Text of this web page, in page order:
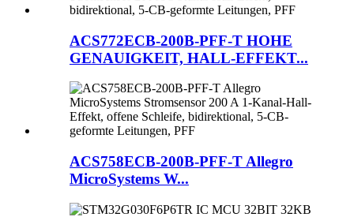
ACS772ECB-200B-PFF-T HOHE
GENAUIGKEIT, HALL-EFFEKT...
ACS758ECB-200B-PFF-T Allegro
MicroSystems W...